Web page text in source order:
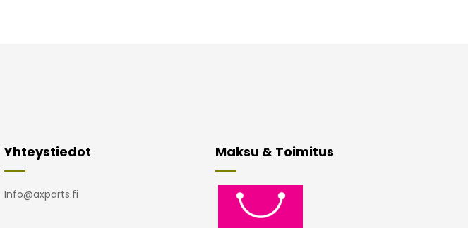
Yhteystiedot
Info@axparts.fi
Maksu & Toimitus